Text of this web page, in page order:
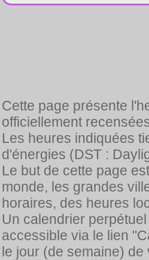
Cette page présente
officiellement
Les heures indiquées
d'énergies (DST :
Le but de cette page
monde, les grandes
horaires, des heures
Un calendrier
accessible via le lien
le jour (de semaine) de